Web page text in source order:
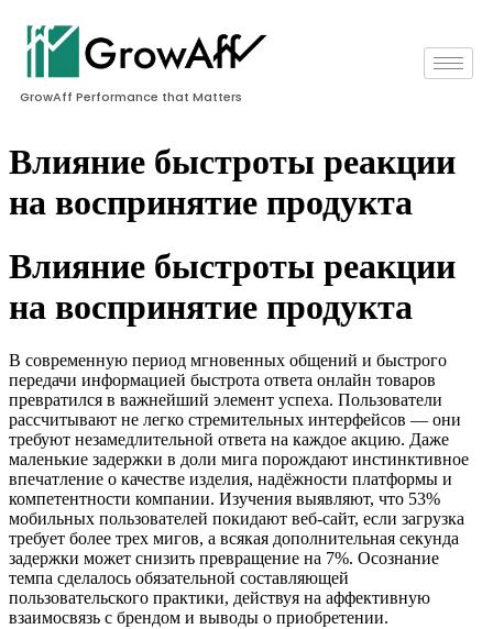
GrowAff Performance that Matters
Влияние быстроты реакции
на воспринятие продукта
Влияние быстроты реакции
на воспринятие продукта
В современную период мгновенных общений и быстрого
передачи информацией быстрота ответа онлайн товаров
превратился в важнейший элемент успеха. Пользователи
рассчитывают не легко стремительных интерфейсов — они
требуют незамедлительной ответа на каждое акцию. Даже
маленькие задержки в доли мига порождают инстинктивное
впечатление о качестве изделия, надёжности платформы и
компетентности компании. Изучения выявляют, что 53%
мобильных пользователей покидают веб-сайт, если загрузка
требует более трех мигов, а всякая дополнительная секунда
задержки может снизить превращение на 7%. Осознание
темпа сделалось обязательной составляющей
пользовательского практики, действуя на аффективную
взаимосвязь с брендом и выводы о приобретении.